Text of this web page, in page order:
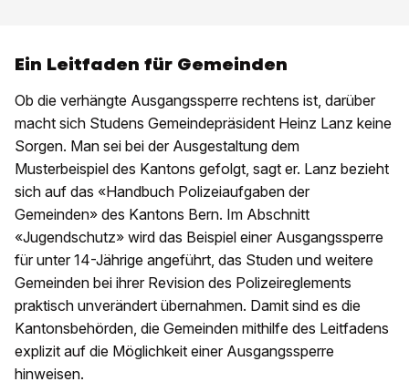
Ein Leitfaden für Gemeinden
Ob die verhängte Ausgangssperre rechtens ist, darüber
macht sich Studens Gemeindepräsident Heinz Lanz keine
Sorgen. Man sei bei der Ausgestaltung dem
Musterbeispiel des Kantons gefolgt, sagt er. Lanz bezieht
sich auf das «Handbuch Polizeiaufgaben der
Gemeinden» des Kantons Bern. Im Abschnitt
«Jugendschutz» wird das Beispiel einer Ausgangssperre
für unter 14-Jährige angeführt, das Studen und weitere
Gemeinden bei ihrer Revision des Polizeireglements
praktisch unverändert übernahmen. Damit sind es die
Kantonsbehörden, die Gemeinden mithilfe des Leitfadens
explizit auf die Möglichkeit einer Ausgangssperre
hinweisen.